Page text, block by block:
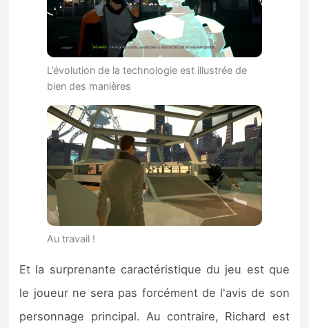
L’évolution de la technologie est illustrée de
bien des manières
Au travail !
Et la surprenante caractéristique du jeu est que
le joueur ne sera pas forcément de l'avis de son
personnage principal. Au contraire, Richard est